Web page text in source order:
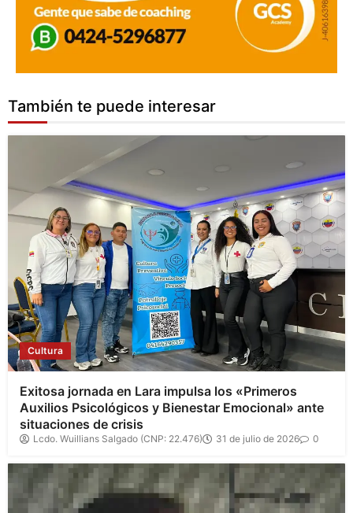
También te puede interesar
Cultura
Exitosa jornada en Lara impulsa los «Primeros
Auxilios Psicológicos y Bienestar Emocional» ante
situaciones de crisis
Lcdo. Wuillians Salgado (CNP: 22.476) 31 de julio de 2026 0